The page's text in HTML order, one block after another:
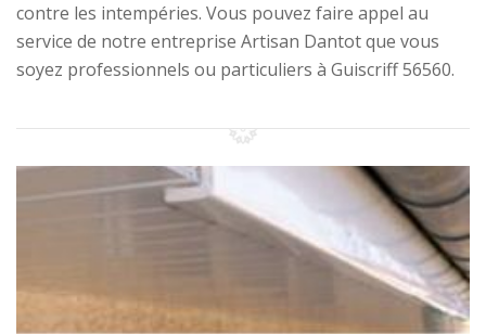
contre les intempéries. Vous pouvez faire appel au
service de notre entreprise Artisan Dantot que vous
soyez professionnels ou particuliers à Guiscriff 56560.